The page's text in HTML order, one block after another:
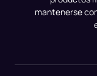
mantenerse